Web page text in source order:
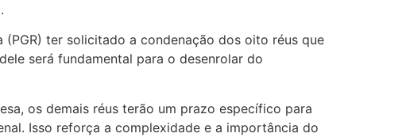
ter solicitado a condenação dos oito réus que
será fundamental para o desenrolar do
os demais réus terão um prazo específico para
Isso reforça a complexidade e a importância do